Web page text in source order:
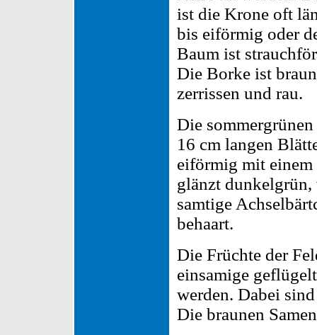
ist die Krone oft
bis eiförmig oder
Baum ist
Die Borke ist
zerrissen und rau.
Die
16 cm langen
eiförmig mit einem
glänzt dunkelgrün,
samtige
behaart.
Die Früchte der
einsamige
werden. Dabei
Die braunen